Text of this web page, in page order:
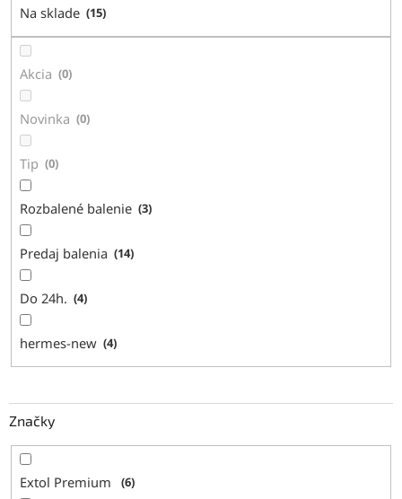
k
Na sklade 15
Akcia 0
Novinka 0
Tip 0
Rozbalené balenie 3
Predaj balenia 14
Do 24h. 4
hermes-new 4
Značky
Extol Premium 6